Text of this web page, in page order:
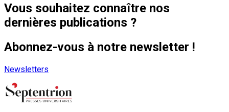
Vous souhaitez connaître nos
dernières publications ?
Abonnez-vous à notre newsletter !
Newsletters